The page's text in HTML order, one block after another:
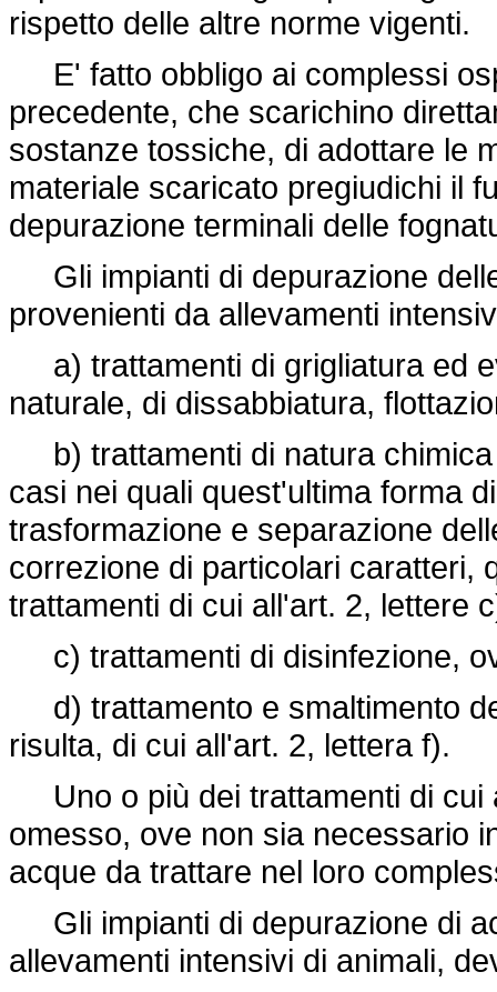
rispetto delle altre norme vigenti.
E' fatto obbligo ai complessi
precedente, che scarichino
sostanze tossiche, di adottare le
materiale scaricato pregiudichi il
depurazione terminali delle
Gli impianti di depurazione
provenienti da allevamenti
a) trattamenti di grigliatura ed
naturale, di dissabbiatura,
b) trattamenti di natura chimica
casi nei quali quest'ultima forma
trasformazione e separazione
correzione di particolari caratteri,
trattamenti di cui all'art. 2, lettere
c) trattamenti di disinfezione,
d) trattamento e smaltimento
risulta, di cui all'art. 2, lettera f).
Uno o più dei trattamenti di cui
omesso, ove non sia necessario
acque da trattare nel loro
Gli impianti di depurazione di
allevamenti intensivi di animali,